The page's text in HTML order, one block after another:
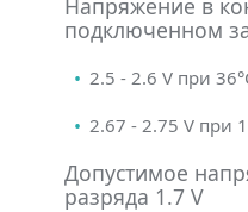
Напряжение в
подключенном
2.5 - 2.6 V при
2.67 - 2.75 V при
Допустимое
разряда 1.7 V